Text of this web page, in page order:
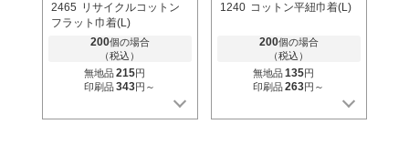
2465 リサイクルコットン
フラット巾着(L)
200個の場合
（税込）
無地品 215円
印刷品 343円～
1240 コットン平紐巾着(L)
200個の場合
（税込）
無地品 135円
印刷品 263円～